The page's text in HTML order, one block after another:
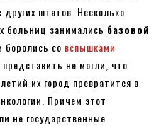
штатов. Несколько
больниц занимались базовой
боролись со вспышками
не могли, что
их город превратится в
Причем этот
не государственные